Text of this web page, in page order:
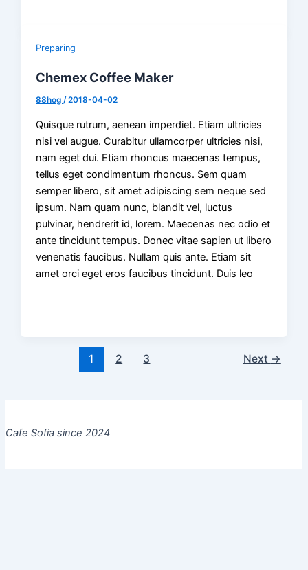
Preparing
Chemex Coffee Maker
88hog/2018-04-02
Quisque rutrum, aenean imperdiet. Etiam ultricies
nisi vel augue. Curabitur ullamcorper ultricies nisi,
nam eget dui. Etiam rhoncus maecenas tempus,
tellus eget condimentum rhoncus. Sem quam
semper libero, sit amet adipiscing sem neque sed
ipsum. Nam quam nunc, blandit vel, luctus
pulvinar, hendrerit id, lorem. Maecenas nec odio et
ante tincidunt tempus. Donec vitae sapien ut libero
venenatis faucibus. Nullam quis ante. Etiam sit
amet orci eget eros faucibus tincidunt. Duis leo
1 2 3 Next →
Cafe Sofia since 2024